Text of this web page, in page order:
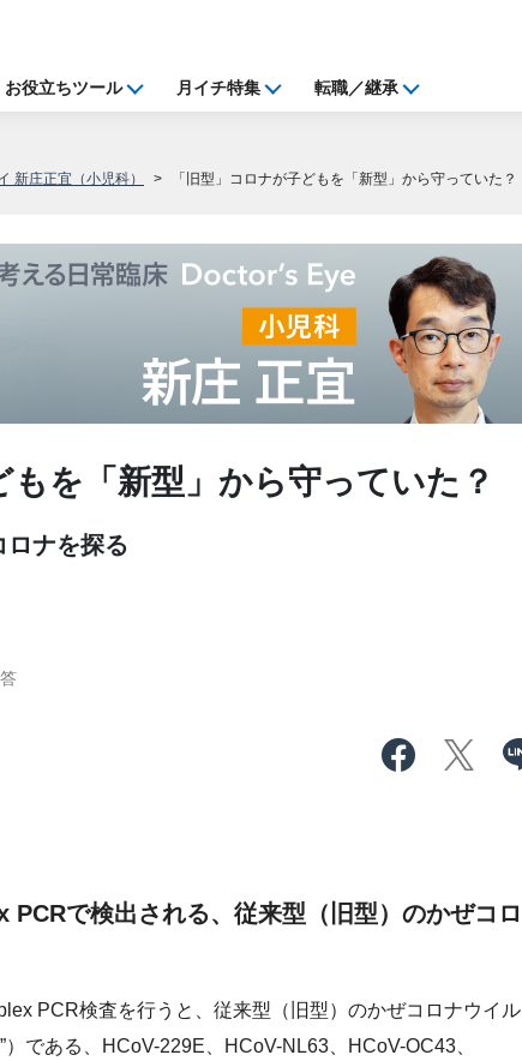
お役立ちツール 月イチ特集 転職／継承
新庄正宜（小児科） 「旧型」コロナが子どもを「新型」から守っていた？
もを「新型」から守っていた？
ロナを探る
で検出される、従来型（旧型）のかぜコロ
PCR検査を行うと、従来型（旧型）のかぜコロナウイル
である、HCoV-229E、HCoV-NL63、HCoV-OC43、